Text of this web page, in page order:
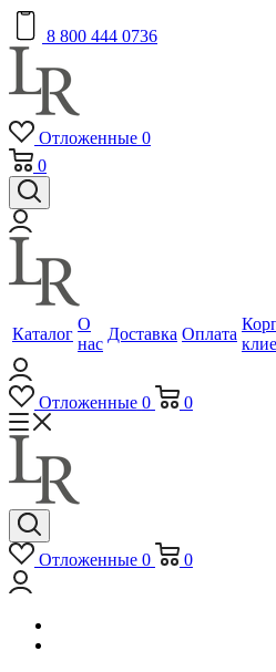
8 800 444 0736
Отложенные 0
0
Каталог
О
нас
Доставка Оплата
Отложенные 0 0
Отложенные 0 0